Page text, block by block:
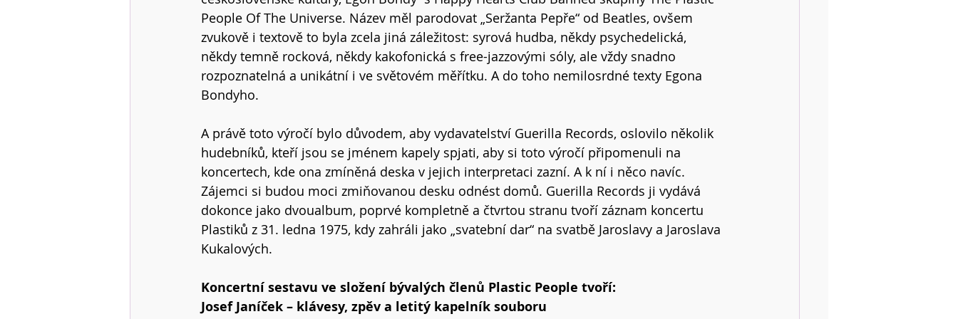
People Of The Universe. Název měl parodovat „Seržanta Pepře“ od Beatles, ovšem
zvukově i textově to byla zcela jiná záležitost: syrová hudba, někdy psychedelická,
někdy temně rocková, někdy kakofonická s free-jazzovými sóly, ale vždy snadno
rozpoznatelná a unikátní i ve světovém měřítku. A do toho nemilosrdné texty Egona
Bondyho.
A právě toto výročí bylo důvodem, aby vydavatelství Guerilla Records, oslovilo několik
hudebníků, kteří jsou se jménem kapely spjati, aby si toto výročí připomenuli na
koncertech, kde ona zmíněná deska v jejich interpretaci zazní. A k ní i něco navíc.
Zájemci si budou moci zmiňovanou desku odnést domů. Guerilla Records ji vydává
dokonce jako dvoualbum, poprvé kompletně a čtvrtou stranu tvoří záznam koncertu
Plastiků z 31. ledna 1975, kdy zahráli jako „svatební dar“ na svatbě Jaroslavy a Jaroslava
Kukalových.
Koncertní sestavu ve složení bývalých členů Plastic People tvoří:
Josef Janíček – klávesy, zpěv a letitý kapelník souboru